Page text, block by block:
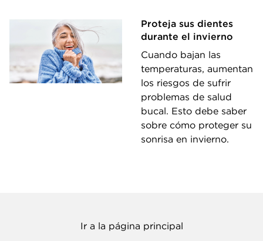
Proteja sus dientes
durante el invierno
Cuando bajan las
temperaturas, aumentan
los riesgos de sufrir
problemas de salud
bucal. Esto debe saber
sobre cómo proteger su
sonrisa en invierno.
Ir a la página principal